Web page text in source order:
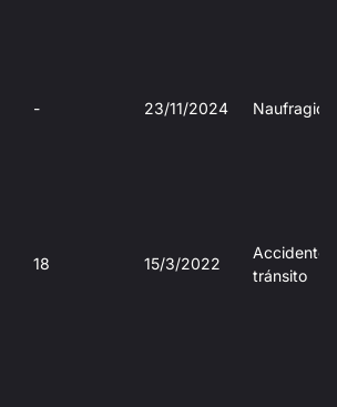
- 23/11/2024 Naufragio
18 15/3/2022
Accidente
tránsito